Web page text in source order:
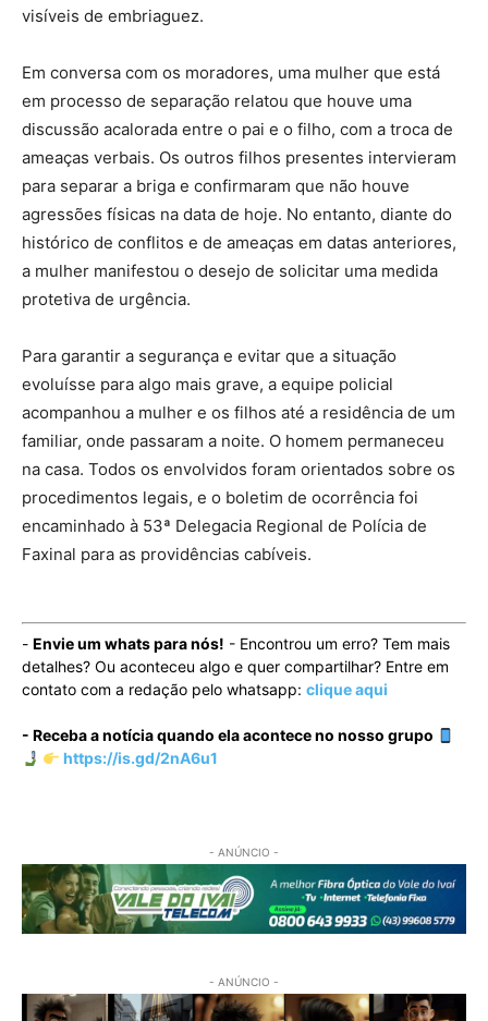
visíveis de embriaguez.
Em conversa com os moradores, uma mulher que está
em processo de separação relatou que houve uma
discussão acalorada entre o pai e o filho, com a troca de
ameaças verbais. Os outros filhos presentes intervieram
para separar a briga e confirmaram que não houve
agressões físicas na data de hoje. No entanto, diante do
histórico de conflitos e de ameaças em datas anteriores,
a mulher manifestou o desejo de solicitar uma medida
protetiva de urgência.
Para garantir a segurança e evitar que a situação
evoluísse para algo mais grave, a equipe policial
acompanhou a mulher e os filhos até a residência de um
familiar, onde passaram a noite. O homem permaneceu
na casa. Todos os envolvidos foram orientados sobre os
procedimentos legais, e o boletim de ocorrência foi
encaminhado à 53ª Delegacia Regional de Polícia de
Faxinal para as providências cabíveis.
- Envie um whats para nós! - Encontrou um erro? Tem mais
detalhes? Ou aconteceu algo e quer compartilhar? Entre em
contato com a redação pelo whatsapp: clique aqui
- Receba a notícia quando ela acontece no nosso grupo
https://is.gd/2nA6u1
- ANÚNCIO -
- ANÚNCIO -